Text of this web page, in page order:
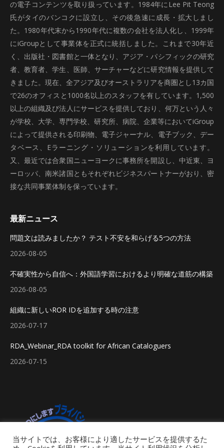
の電子コンテンツを取り扱っています。1984年にLee Pit Teong
氏がタイのバンコクに設立し、その後急速に成長・拡大しまし
た。1980年代末から1990年代に複数の会社を法人化し、1999年
にiGroupとして事業体を正式に統括しました。これまで30年近
く、出版社・図書館と一体となり、アジア・パシフィックの研究
者、教育者、学生、医師、サーチャーなどに研究情報を提供して
きました。現在、全アジア及びオーストラリアを商圏とし13カ国
で26のオフィスと1000名以上のスタッフを有しています。1,500
以上の組織及び法人にサービスを提供しており、何万という人々
が学校、大学、専門学校、研究所、病院、企業等においてiGroup
によって提供される印刷物、電子ジャーナル、電子ブック、デー
タベース、Eラーニング・ソリューションを利用しています。
又、最近では合衆国ニューヨークに事務所を開設し、中近東、ヨ
ーロッパ、南米諸国ともそれぞれビジネスパートナーがおり、密
接な共同事業体制を保っています。
最新ニュース
問題文は読みましたか？ テスト不安を和らげる5つの方法
2026-08-05
不確実性から自信へ：外国語学習におけるより明確な道筋の構築
2026-08-05
組織に新しいROR IDを追加する時の注意
2026-07-17
RDA_Webinar_RDA toolkit for African Cataloguers
2026-07-15
当サイトでは、お客様により適したサービスを提供するた